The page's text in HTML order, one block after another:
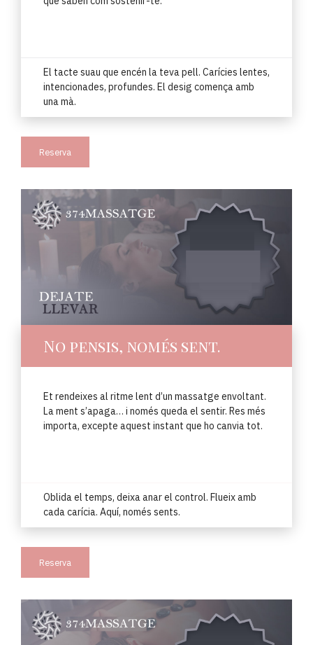
El tacte suau que encén la teva pell. Carícies lentes,
intencionades, profundes. El desig comença amb
una mà.
Reserva
No pensis, només sent.
Et rendeixes al ritme lent d’un massatge envoltant.
La ment s’apaga… i només queda el sentir. Res més
importa, excepte aquest instant que ho canvia tot.
Oblida el temps, deixa anar el control. Flueix amb
cada carícia. Aquí, només sents.
Reserva